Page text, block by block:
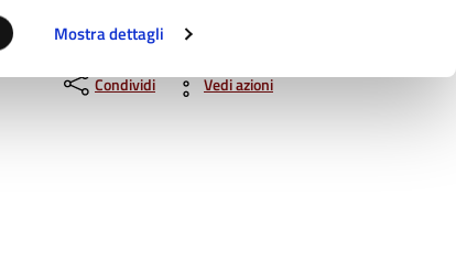
Mostra dettagli
Condividi Vedi azioni